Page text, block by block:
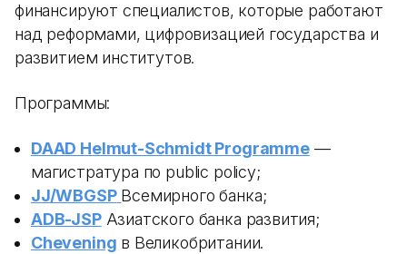
финансируют специалистов, которые работают
над реформами, цифровизацией государства и
развитием институтов.
Программы:
DAAD Helmut-Schmidt Programme—
магистратура по public policy;
JJ/WBGSP Всемирного банка;
ADB-JSPАзиатского банка развития;
Chevening в Великобритании.